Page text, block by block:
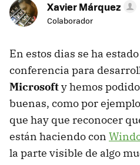
Xavier Márquez
Colaborador
En estos dias se ha
conferencia para
Microsofty hemos
buenas, como por
que hay que reconocer
están haciendo con
la parte visible de algo